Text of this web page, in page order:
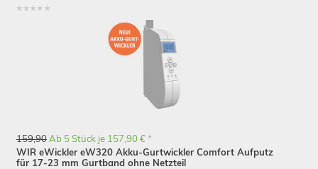
WIR eWickler eW320 Akku-Gurtwickler Comfort Aufputz
für 17-23 mm Gurtband ohne Netzteil
159,90Ab 5 Stück je 157,90 € *